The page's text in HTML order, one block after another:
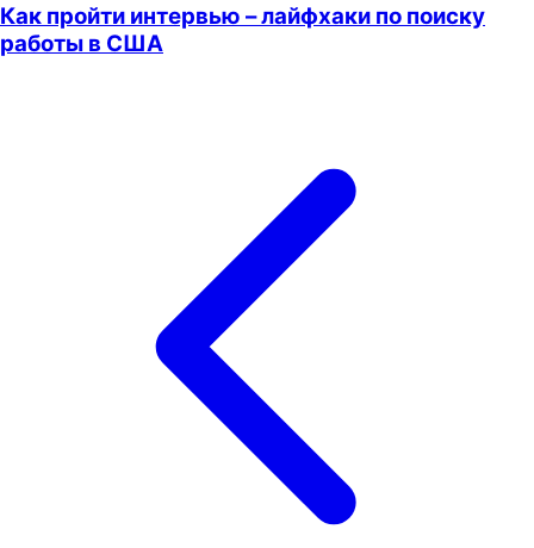
Как пройти интервью – лайфхаки по поиску
работы в США